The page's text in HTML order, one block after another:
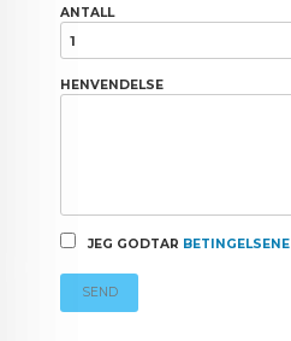
ANTALL
HENVENDELSE
JEG GODTAR BETINGELSENE
SEND